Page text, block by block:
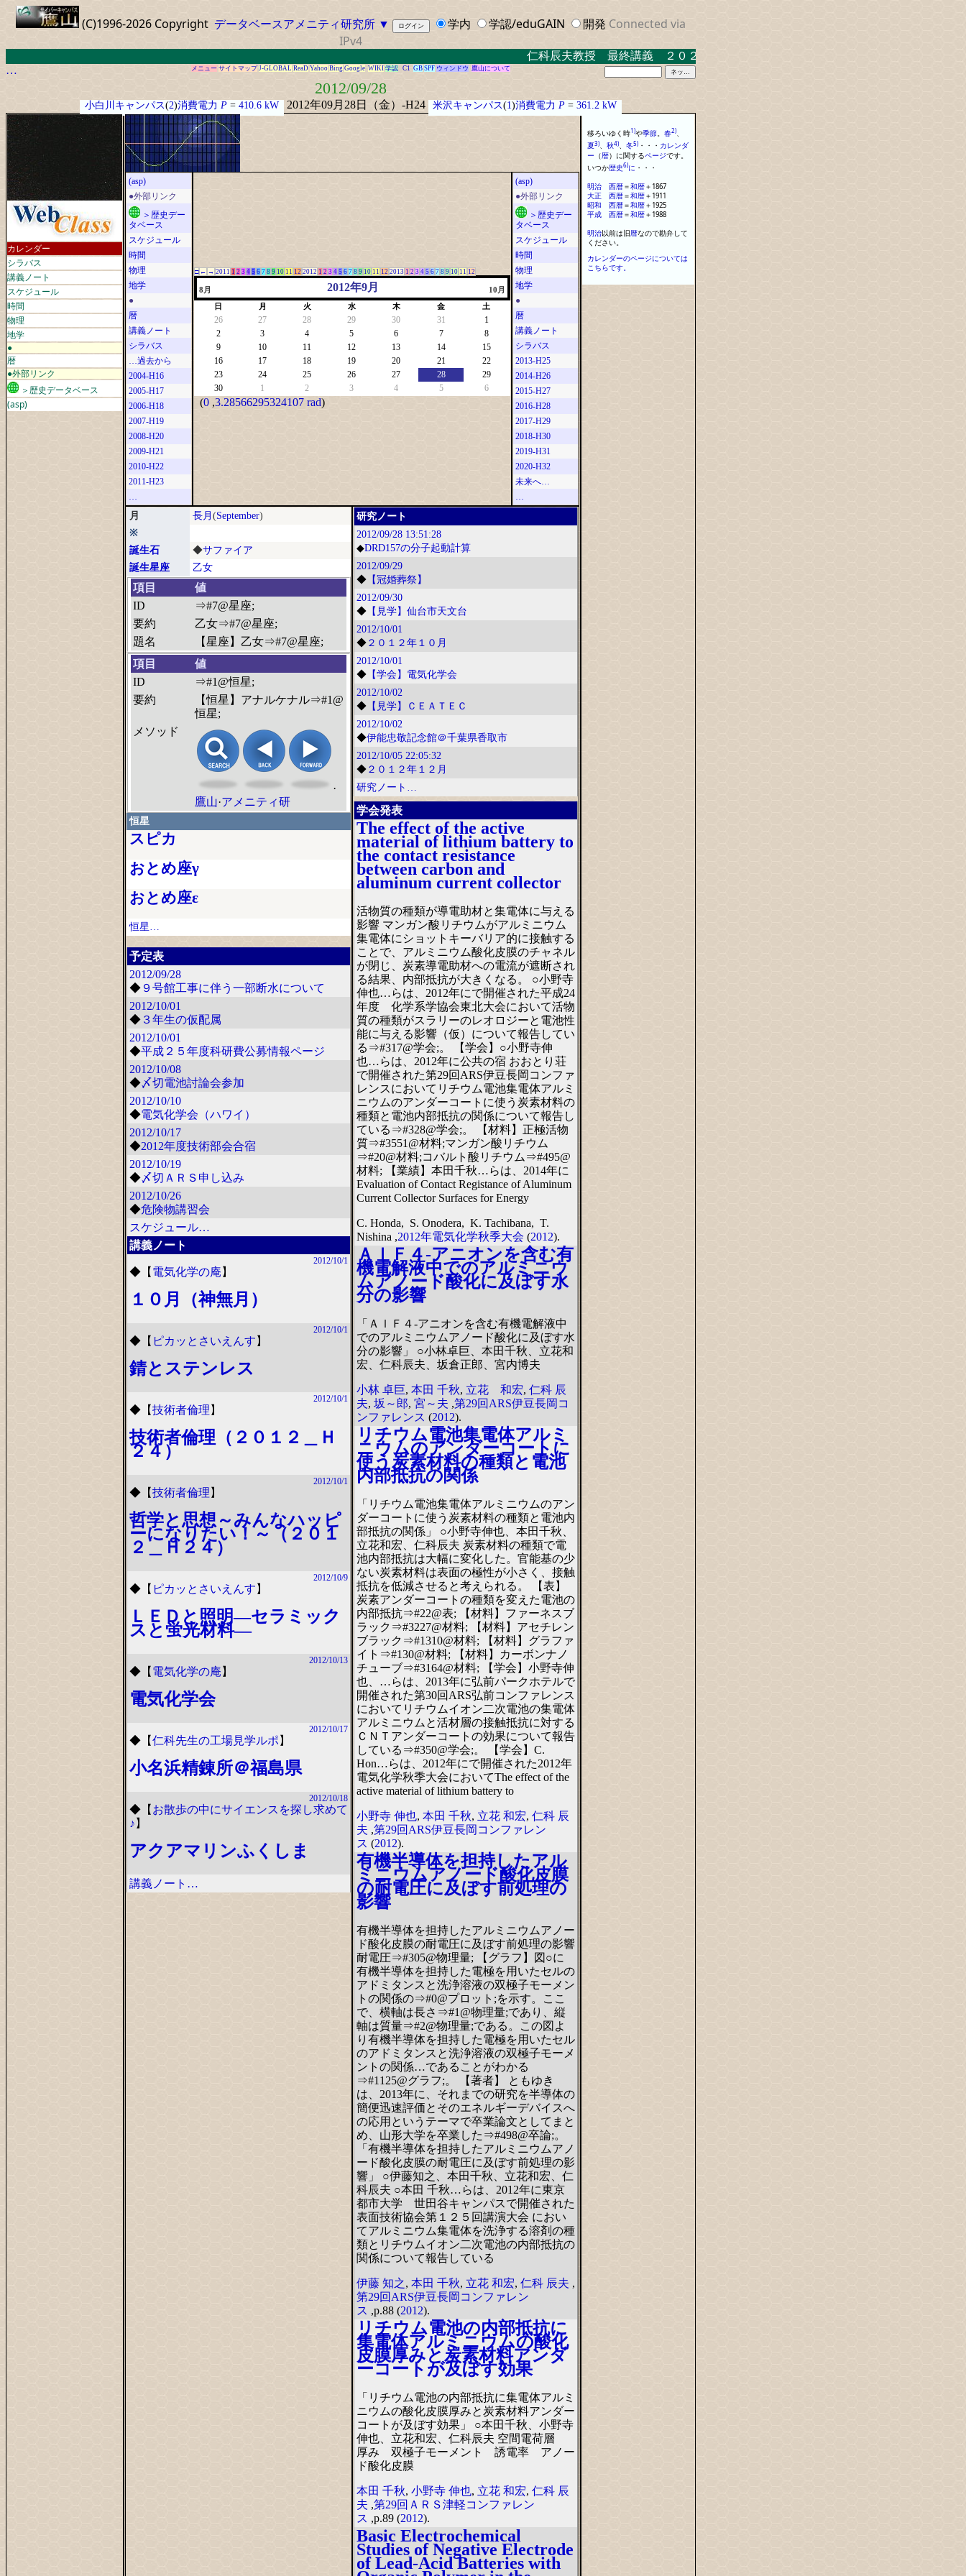
(C)1996-2026 Copyright データベースアメニティ研究所 ▼ 学内 学認/eduGAIN 開発 Connected via
IPv4
仁科辰夫教授 最終講義 ２０２３．３．１７ 米沢キャンパス中示Ａ
…
メニュー サイトマップ J-GLOBAL ReaD Yahoo Bing Google WIKI 学認 C1 GB SPF ウィンドウ 鷹山について
2012/09/28
小白川キャンパス(2)消費電力 P= 410.6 kW 2012年09月28日（金）-H24 米沢キャンパス(1)消費電力 P =361.2 kW
カレンダー
シラバス
講義ノート
スケジュール
時間
物理
地学
●
暦
●外部リンク
＞歴史データベース
(asp)
(asp)
●外部リンク
＞歴史デー
タベース
スケジュール
時間
物理
地学
●
暦
講義ノート
シラバス
…過去から
2004-H16
2005-H17
2006-H18
2007-H19
2008-H20
2009-H21
2010-H22
2011-H23
…
□ ← → 2011 1 2 3 4 5 6 7 8 9 10 11 12 2012 1 2 3 4 5 6 7 8 9 10 11 12 2013 1 2 3 4 5 6 7 8 9 10 11 12
8月 2012年9月 10月
日 月 火 水 木 金 土
26 27 28 29 30 31
1
2
3 4 5 6 7
8
9
10 11 12 13 14
15
16
17 18 19 20 21
22
23
24 25 26 27 28
29
30
1 2 3 4 5 6
(0 ,3.28566295324107 rad)
(asp)
●外部リンク
＞歴史デー
タベース
スケジュール
時間
物理
地学
●
暦
講義ノート
シラバス
2013-H25
2014-H26
2015-H27
2016-H28
2017-H29
2018-H30
2019-H31
2020-H32
未来へ…
…
月 長月 (September)
※
誕生石
◆サファイア
誕生星座
乙女
項目
値
ID
⇒#7@星座;
要約
乙女⇒#7@星座;
題名
【星座】乙女⇒#7@星座;
項目
値
ID
⇒#1@恒星;
要約
【恒星】アナルケナル⇒#1@
恒星;
メソッド
·
鷹山·アメニティ研
恒星
スピカ
おとめ座γ
おとめ座ε
恒星…
予定表
2012/09/28
◆ ９号館工事に伴う一部断水について
2012/10/01
◆ ３年生の仮配属
2012/10/01
◆平成２５年度科研費公募情報ページ
2012/10/08
◆〆切電池討論会参加
2012/10/10
◆電気化学会（ハワイ）
2012/10/17
◆2012年度技術部会合宿
2012/10/19
◆〆切ＡＲＳ申し込み
2012/10/26
◆危険物講習会
スケジュール…
講義ノート
2012/10/1
◆ 【 電気化学の庵 】
１０月（神無月）
2012/10/1
◆ 【 ピカッとさいえんす 】
錆とステンレス
2012/10/1
◆ 【技術者倫理 】
技術者倫理（２０１２＿Ｈ
２４）
2012/10/1
◆ 【技術者倫理 】
哲学と思想～みんなハッピ
ーになりたい！～（２０１
２＿Ｈ２４）
2012/10/9
◆ 【 ピカッとさいえんす 】
ＬＥＤと照明―セラミック
スと蛍光材料―
2012/10/13
◆ 【 電気化学の庵 】
電気化学会
2012/10/17
◆ 【仁科先生の工場見学ルポ 】
小名浜精錬所＠福島県
2012/10/18
◆ 【 お散歩の中にサイエンスを探し求めて
♪ 】
アクアマリンふくしま
講義ノート…
研究ノート
2012/09/28 13:51:28
◆DRD157の分子起動計算
2012/09/29
◆ 【冠婚葬祭】
2012/09/30
◆ 【見学】仙台市天文台
2012/10/01
◆ ２０１２年１０月
2012/10/01
◆ 【学会】電気化学会
2012/10/02
◆ 【見学】ＣＥＡＴＥＣ
2012/10/02
◆伊能忠敬記念館＠千葉県香取市
2012/10/05 22:05:32
◆ ２０１２年１２月
研究ノート…
学会発表
The effect of the active
material of lithium battery to
the contact resistance
between carbon and
aluminum current collector
活物質の種類が導電助材と集電体に与える
影響 マンガン酸リチウムがアルミニウム
集電体にショットキーバリア的に接触する
ことで、アルミニウム酸化皮膜のチャネル
が閉じ、炭素導電助材への電流が遮断され
る結果、内部抵抗が大きくなる。 ○小野寺
伸也…らは、2012年にで開催された平成24
年度 化学系学協会東北大会において活物
質の種類がスラリーのレオロジーと電池性
能に与える影響（仮）について報告してい
る⇒#317@学会;。 【学会】○小野寺伸
也…らは、2012年に公共の宿 おおとり荘
で開催された第29回ARS伊豆長岡コンファ
レンスにおいてリチウム電池集電体アルミ
ニウムのアンダーコートに使う炭素材料の
種類と電池内部抵抗の関係について報告し
ている⇒#328@学会;。 【材料】正極活物
質⇒#3551@材料;マンガン酸リチウム
⇒#20@材料;コバルト酸リチウム⇒#495@
材料; 【業績】本田千秋…らは、2014年に
Evaluation of Contact Registance of Aluminum
Current Collector Surfaces for Energy
C. Honda, S. Onodera, K. Tachibana, T.
Nishina ,2012年電気化学秋季大会 (2012).
ＡｌＦ４-アニオンを含む有
機電解液中でのアルミニウ
ムアノード酸化に及ぼす水
分の影響
「ＡｌＦ４-アニオンを含む有機電解液中
でのアルミニウムアノード酸化に及ぼす水
分の影響」 ○小林卓巨、本田千秋、立花和
宏、仁科辰夫、坂倉正郎、宮内博夫
小林 卓巨, 本田 千秋, 立花 和宏, 仁科 辰
夫, 坂～郎, 宮～夫 ,第29回ARS伊豆長岡コ
ンファレンス (2012).
リチウム電池集電体アルミ
ニウムのアンダーコートに
使う炭素材料の種類と電池
内部抵抗の関係
「リチウム電池集電体アルミニウムのアン
ダーコートに使う炭素材料の種類と電池内
部抵抗の関係」 ○小野寺伸也、本田千秋、
立花和宏、仁科辰夫 炭素材料の種類で電
池内部抵抗は大幅に変化した。官能基の少
ない炭素材料は表面の極性が小さく、接触
抵抗を低減させると考えられる。 【表】
炭素アンダーコートの種類を変えた電池の
内部抵抗⇒#22@表; 【材料】ファーネスブ
ラック⇒#3227@材料; 【材料】アセチレン
ブラック⇒#1310@材料; 【材料】グラファ
イト⇒#130@材料; 【材料】カーボンナノ
チューブ⇒#3164@材料; 【学会】小野寺伸
也、…らは、2013年に弘前パークホテルで
開催された第30回ARS弘前コンファレンス
においてリチウムイオン二次電池の集電体
アルミニウムと活材層の接触抵抗に対する
ＣＮＴアンダーコートの効果について報告
している⇒#350@学会;。 【学会】C.
Hon…らは、2012年にで開催された2012年
電気化学秋季大会においてThe effect of the
active material of lithium battery to
小野寺 伸也, 本田 千秋, 立花 和宏, 仁科 辰
夫 ,第29回ARS伊豆長岡コンファレン
ス (2012).
有機半導体を担持したアル
ミニウムアノード酸化皮膜
の耐電圧に及ぼす前処理の
影響
有機半導体を担持したアルミニウムアノー
ド酸化皮膜の耐電圧に及ぼす前処理の影響
耐電圧⇒#305@物理量; 【グラフ】図○に
有機半導体を担持した電極を用いたセルの
アドミタンスと洗浄溶液の双極子モーメン
トの関係の⇒#0@プロット;を示す。ここ
で、横軸は長さ⇒#1@物理量;であり、縦
軸は質量⇒#2@物理量;である。この図よ
り有機半導体を担持した電極を用いたセル
のアドミタンスと洗浄溶液の双極子モーメ
ントの関係…であることがわかる
⇒#1125@グラフ;。 【著者】 ともゆき
は、2013年に、それまでの研究を半導体の
簡便迅速評価とそのエネルギーデバイスへ
の応用というテーマで卒業論文としてまと
め、山形大学を卒業した⇒#498@卒論;。
「有機半導体を担持したアルミニウムアノ
ード酸化皮膜の耐電圧に及ぼす前処理の影
響」 ○伊藤知之、本田千秋、立花和宏、仁
科辰夫 ○本田 千秋…らは、2012年に東京
都市大学 世田谷キャンパスで開催された
表面技術協会第１２５回講演大会 におい
てアルミニウム集電体を洗浄する溶剤の種
類とリチウムイオン二次電池の内部抵抗の
関係について報告している
伊藤 知之, 本田 千秋, 立花 和宏, 仁科 辰夫 ,
第29回ARS伊豆長岡コンファレン
ス ,p.88 (2012).
リチウム電池の内部抵抗に
集電体アルミニウムの酸化
皮膜厚みと炭素材料アンダ
ーコートが及ぼす効果
「リチウム電池の内部抵抗に集電体アルミ
ニウムの酸化皮膜厚みと炭素材料アンダー
コートが及ぼす効果」 ○本田千秋、小野寺
伸也、立花和宏、仁科辰夫 空間電荷層
厚み 双極子モーメント 誘電率 アノー
ド酸化皮膜
本田 千秋, 小野寺 伸也, 立花 和宏, 仁科 辰
夫 ,第29回ＡＲＳ津軽コンファレン
ス ,p.89 (2012).
Basic Electrochemical
Studies of Negative Electrode
of Lead-Acid Batteries with
移ろいゆく時1)や季節。 春2)、
夏3)、 秋4)、 冬5)・ ・ ・ カレンダ
ー （暦） に関するページです。
いつか歴史6)に ・ ・
・
明治
西暦＝和暦＋ 1867
大正
西暦＝和暦＋ 1911
昭和
西暦＝和暦＋ 1925
平成
西暦＝和暦＋ 1988
明治以前は旧暦なので勘弁して
ください。
カレンダーのページについては
こちらです。